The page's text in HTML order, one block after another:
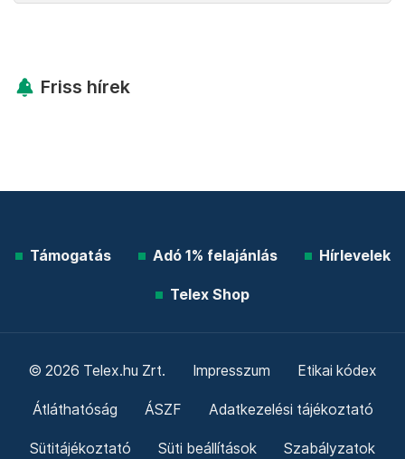
Friss hírek
Támogatás Adó 1% felajánlás Hírlevelek
Telex Shop
© 2026 Telex.hu Zrt. Impresszum Etikai kódex
Átláthatóság ÁSZF Adatkezelési tájékoztató
Sütitájékoztató Süti beállítások Szabályzatok